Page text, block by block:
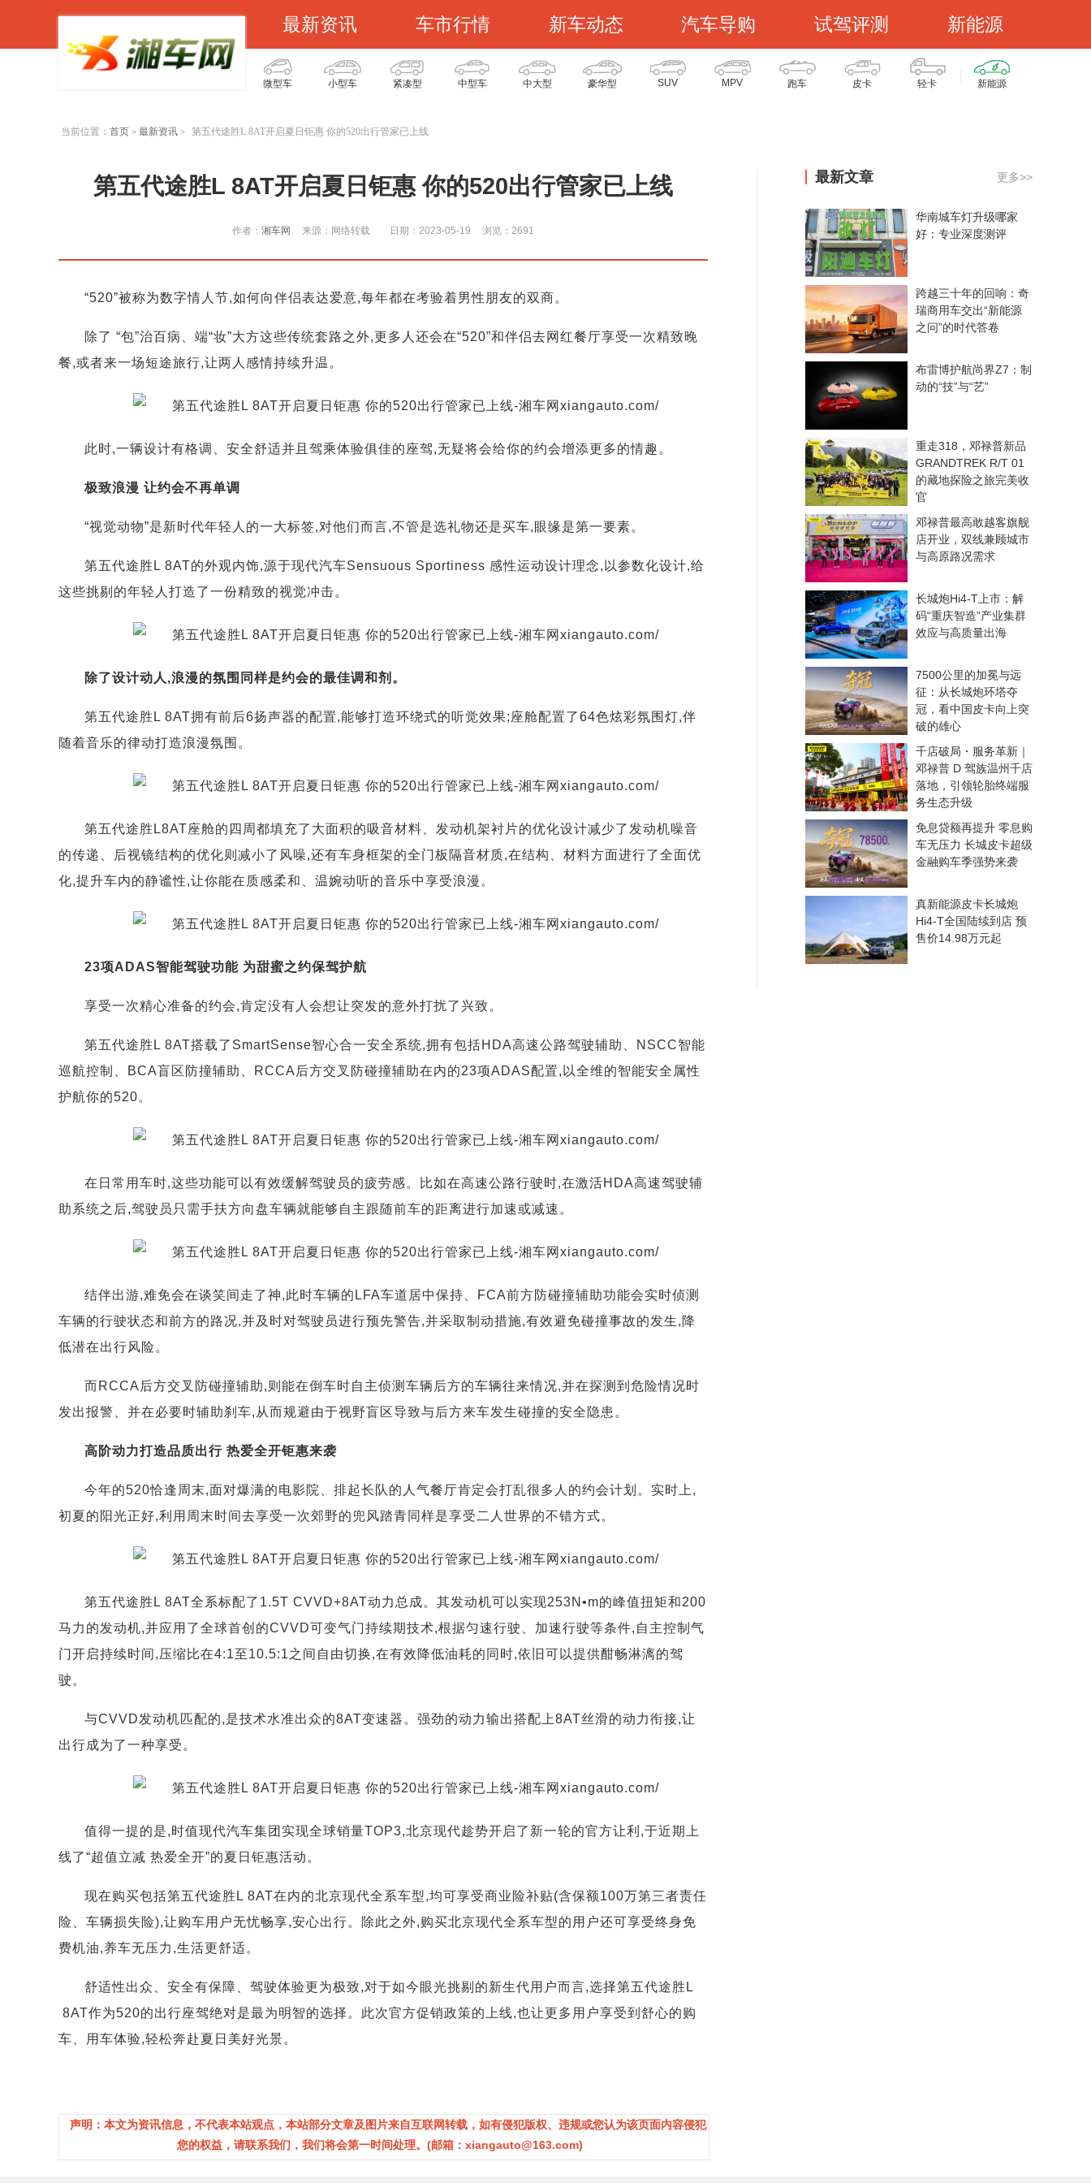
最新资讯 车市行情 新车动态 汽车导购 试驾评测 新能源
微型车 小型车 紧凑型 中型车 中大型 豪华型 SUV MPV 跑车 皮卡 轻卡 新能源
当前位置： 首页 > 最新资讯 > 第五代途胜L 8AT开启夏日钜惠 你的520出行管家已上线
第五代途胜L 8AT开启夏日钜惠 你的520出行管家已上线
作者： 湘车网 来源：网络转载 日期：2023-05-19 浏览：2691
“520”被称为数字情人节,如何向伴侣表达爱意,每年都在考验着男性朋友的双商。
除了 “包”治百病、端“妆”大方这些传统套路之外,更多人还会在“520”和伴侣去网红餐厅享受一次精致晚
餐,或者来一场短途旅行,让两人感情持续升温。
此时,一辆设计有格调、安全舒适并且驾乘体验俱佳的座驾,无疑将会给你的约会增添更多的情趣。
极致浪漫 让约会不再单调
“视觉动物”是新时代年轻人的一大标签,对他们而言,不管是选礼物还是买车,眼缘是第一要素。
第五代途胜L 8AT的外观内饰,源于现代汽车Sensuous Sportiness 感性运动设计理念,以参数化设计,给
这些挑剔的年轻人打造了一份精致的视觉冲击。
除了设计动人,浪漫的氛围同样是约会的最佳调和剂。
第五代途胜L 8AT拥有前后6扬声器的配置,能够打造环绕式的听觉效果;座舱配置了64色炫彩氛围灯,伴
随着音乐的律动打造浪漫氛围。
第五代途胜L8AT座舱的四周都填充了大面积的吸音材料、发动机架衬片的优化设计减少了发动机噪音
的传递、后视镜结构的优化则减小了风噪,还有车身框架的全门板隔音材质,在结构、材料方面进行了全面优
化,提升车内的静谧性,让你能在质感柔和、温婉动听的音乐中享受浪漫。
23项ADAS智能驾驶功能 为甜蜜之约保驾护航
享受一次精心准备的约会,肯定没有人会想让突发的意外打扰了兴致。
第五代途胜L 8AT搭载了SmartSense智心合一安全系统,拥有包括HDA高速公路驾驶辅助、NSCC智能
巡航控制、BCA盲区防撞辅助、RCCA后方交叉防碰撞辅助在内的23项ADAS配置,以全维的智能安全属性
护航你的520。
在日常用车时,这些功能可以有效缓解驾驶员的疲劳感。比如在高速公路行驶时,在激活HDA高速驾驶辅
助系统之后,驾驶员只需手扶方向盘车辆就能够自主跟随前车的距离进行加速或减速。
结伴出游,难免会在谈笑间走了神,此时车辆的LFA车道居中保持、FCA前方防碰撞辅助功能会实时侦测
车辆的行驶状态和前方的路况,并及时对驾驶员进行预先警告,并采取制动措施,有效避免碰撞事故的发生,降
低潜在出行风险。
而RCCA后方交叉防碰撞辅助,则能在倒车时自主侦测车辆后方的车辆往来情况,并在探测到危险情况时
发出报警、并在必要时辅助刹车,从而规避由于视野盲区导致与后方来车发生碰撞的安全隐患。
高阶动力打造品质出行 热爱全开钜惠来袭
今年的520恰逢周末,面对爆满的电影院、排起长队的人气餐厅肯定会打乱很多人的约会计划。实时上,
初夏的阳光正好,利用周末时间去享受一次郊野的兜风踏青同样是享受二人世界的不错方式。
第五代途胜L 8AT全系标配了1.5T CVVD+8AT动力总成。其发动机可以实现253N•m的峰值扭矩和200
马力的发动机,并应用了全球首创的CVVD可变气门持续期技术,根据匀速行驶、加速行驶等条件,自主控制气
门开启持续时间,压缩比在4:1至10.5:1之间自由切换,在有效降低油耗的同时,依旧可以提供酣畅淋漓的驾
驶。
与CVVD发动机匹配的,是技术水准出众的8AT变速器。强劲的动力输出搭配上8AT丝滑的动力衔接,让
出行成为了一种享受。
值得一提的是,时值现代汽车集团实现全球销量TOP3,北京现代趁势开启了新一轮的官方让利,于近期上
线了“超值立减 热爱全开”的夏日钜惠活动。
现在购买包括第五代途胜L 8AT在内的北京现代全系车型,均可享受商业险补贴(含保额100万第三者责任
险、车辆损失险),让购车用户无忧畅享,安心出行。除此之外,购买北京现代全系车型的用户还可享受终身免
费机油,养车无压力,生活更舒适。
舒适性出众、安全有保障、驾驶体验更为极致,对于如今眼光挑剔的新生代用户而言,选择第五代途胜L
8AT作为520的出行座驾绝对是最为明智的选择。此次官方促销政策的上线,也让更多用户享受到舒心的购
车、用车体验,轻松奔赴夏日美好光景。
声明：本文为资讯信息，不代表本站观点，本站部分文章及图片来自互联网转载，如有侵犯版权、违规或您认为该页面内容侵犯
您的权益，请联系我们，我们将会第一时间处理。(邮箱：xiangauto@163.com)
最新文章 更多>>
华南城车灯升级哪家
好：专业深度测评
跨越三十年的回响：奇
瑞商用车交出“新能源
之问”的时代答卷
布雷博护航尚界Z7：制
动的“技”与“艺”
重走318，邓禄普新品
GRANDTREK R/T 01
的藏地探险之旅完美收
官
邓禄普最高敢越客旗舰
店开业，双线兼顾城市
与高原路况需求
长城炮Hi4-T上市：解
码“重庆智造”产业集群
效应与高质量出海
7500公里的加冕与远
征：从长城炮环塔夺
冠，看中国皮卡向上突
破的雄心
千店破局・服务革新｜
邓禄普 D 驾族温州千店
落地，引领轮胎终端服
务生态升级
免息贷额再提升 零息购
车无压力 长城皮卡超级
金融购车季强势来袭
真新能源皮卡长城炮
Hi4-T全国陆续到店 预
售价14.98万元起